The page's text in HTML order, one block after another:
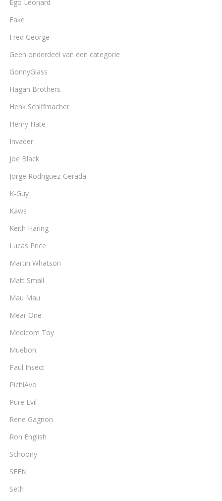
Ego Leonard
Fake
Fred George
Geen onderdeel van een categorie
GonnyGlass
Hagan Brothers
Henk Schiffmacher
Henry Hate
Invader
Joe Black
Jorge Rodriguez-Gerada
K-Guy
Kaws
Keith Haring
Lucas Price
Martin Whatson
Matt Small
Mau Mau
Mear One
Medicom Toy
Muebon
Paul Insect
PichiAvo
Pure Evil
Rene Gagnon
Ron English
Schoony
SEEN
Seth